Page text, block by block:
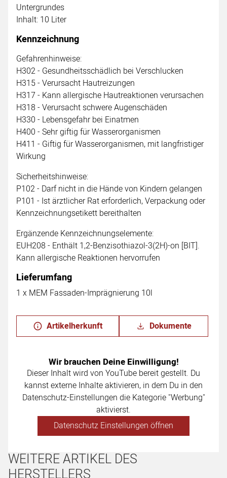
Untergrundes
Inhalt: 10 Liter
Kennzeichnung
Gefahrenhinweise:
H302 - Gesundheitsschädlich bei Verschlucken
H315 - Verursacht Hautreizungen
H317 - Kann allergische Hautreaktionen verursachen
H318 - Verursacht schwere Augenschäden
H330 - Lebensgefahr bei Einatmen
H400 - Sehr giftig für Wasserorganismen
H411 - Giftig für Wasserorganismen, mit langfristiger
Wirkung
Sicherheitshinweise:
P102 - Darf nicht in die Hände von Kindern gelangen
P101 - Ist ärztlicher Rat erforderlich, Verpackung oder
Kennzeichnungsetikett bereithalten
Ergänzende Kennzeichnungselemente:
EUH208 - Enthält 1,2-Benzisothiazol-3(2H)-on [BIT].
Kann allergische Reaktionen hervorrufen
Lieferumfang
1 x MEM Fassaden-Imprägnierung 10l
Artikelherkunft Dokumente
Wir brauchen Deine Einwilligung!
Dieser Inhalt wird von YouTube bereit gestellt. Du
kannst externe Inhalte aktivieren, in dem Du in den
Datenschutz-Einstellungen die Kategorie "Werbung"
aktivierst.
Datenschutz Einstellungen öffnen
WEITERE ARTIKEL DES